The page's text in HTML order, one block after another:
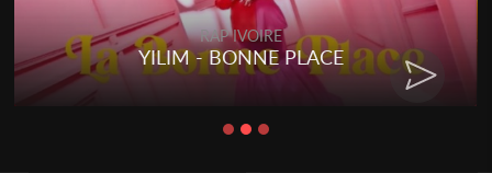
RAP IVOIRE
YILIM - BONNE PLACE